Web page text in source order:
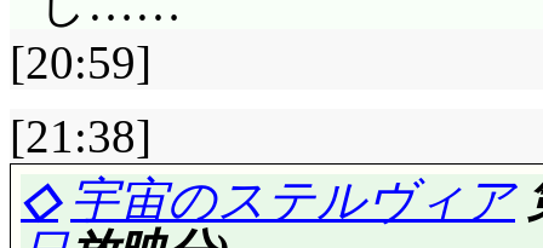
ダバ各号他がモデル
い妄想だった……と思
てキクちゃん帰還! あ
(^^;;; EDの絵は差し替
総合評価……☆☆☆(みっ
ンシップを攻撃……こ
機被弾。ここからタ
し……まさか負傷して
ユリアヌス, マルテ
@LASTEXILE
順番待ちで一悶着, 龍
ューに迷って三悶着
てもいいと思うけど
の? 何にせよ, 仙左右
GXPのアイキャッチ,
いたんでしょうか? 第
収録版では動きがあ
なかったし, 他見覚え
しれませんが)絵がい
[20:59]
[21:38]
◇ 宇宙のステルヴィア